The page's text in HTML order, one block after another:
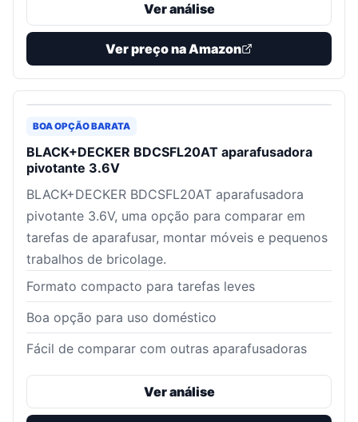
Ver análise
Ver preço na Amazon
BOA OPÇÃO BARATA
BLACK+DECKER BDCSFL20AT aparafusadora
pivotante 3.6V
BLACK+DECKER BDCSFL20AT aparafusadora
pivotante 3.6V, uma opção para comparar em
tarefas de aparafusar, montar móveis e pequenos
trabalhos de bricolage.
Formato compacto para tarefas leves
Boa opção para uso doméstico
Fácil de comparar com outras aparafusadoras
Ver análise